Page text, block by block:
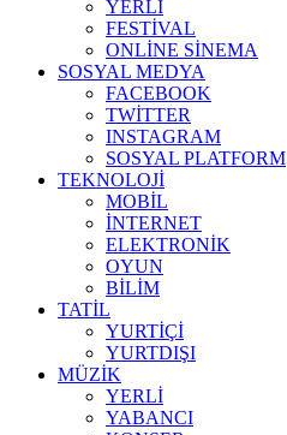
YERLİ
FESTİVAL
ONLİNE SİNEMA
SOSYAL MEDYA
FACEBOOK
TWİTTER
INSTAGRAM
SOSYAL PLATFORM
TEKNOLOJİ
MOBİL
İNTERNET
ELEKTRONİK
OYUN
BİLİM
TATİL
YURTİÇİ
YURTDIŞI
MÜZİK
YERLİ
YABANCI